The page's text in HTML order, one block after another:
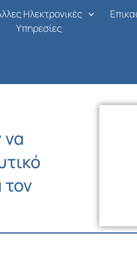
Ηλεκτρονικές
Υπηρεσίες
να